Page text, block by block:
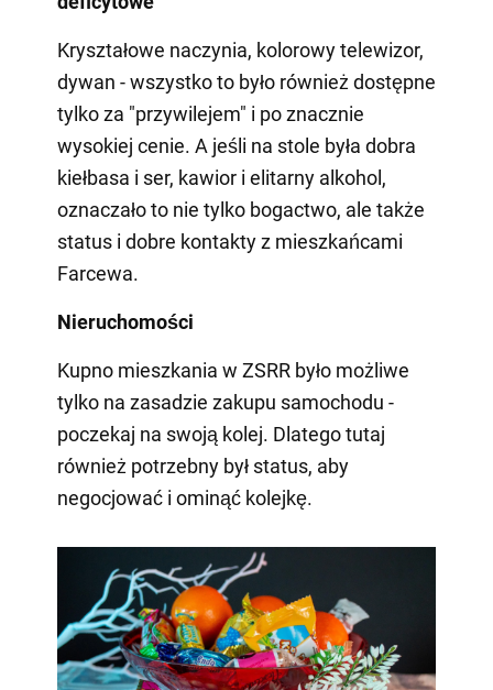
Kryształowe naczynia, kolorowy telewizor,
dywan - wszystko to było również dostępne
tylko za "przywilejem" i po znacznie
wysokiej cenie. A jeśli na stole była dobra
kiełbasa i ser, kawior i elitarny alkohol,
oznaczało to nie tylko bogactwo, ale także
status i dobre kontakty z mieszkańcami
Farcewa.
Nieruchomości
Kupno mieszkania w ZSRR było możliwe
tylko na zasadzie zakupu samochodu -
poczekaj na swoją kolej. Dlatego tutaj
również potrzebny był status, aby
negocjować i ominąć kolejkę.